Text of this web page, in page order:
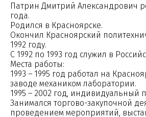
Патрин Дмитрий Александрович
года.
Родился в Красноярске.
Окончил Красноярский
1992 году.
С 1992 по 1993 год служил в
Места работы:
1993 – 1995 год работал на
заводе механиком лаборатории.
1995 – 2002 год, индивидуальный
Занимался торгово-закупочной
проведением мероприятий,